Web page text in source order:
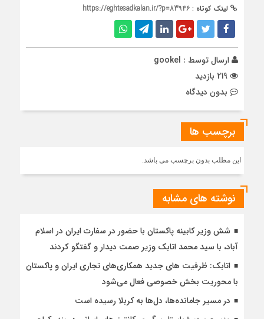
لینک کوتاه : https://eghtesadkalan.ir/?p=83946
ارسال توسط : gookel
بدون دیدگاه
برچسب ها
این مطلب بدون برچسب می باشد.
نوشته های مشابه
شش وزیر کابینه پاکستان با حضور در سفارت ایران در اسلام
آباد، با سيد محمد اتابك وزير صمت ديدار و گفتگو كردند
اتابک: ظرفیت های جدید همکاری‌های تجاری ایران و پاکستان
با محوریت بخش خصوصی فعال می‌شود
در مسیر جا‌مانده‌ها، دل‌ها به کربلا رسیده است